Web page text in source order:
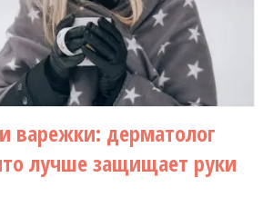
варежки: дерматолог
лучше защищает руки